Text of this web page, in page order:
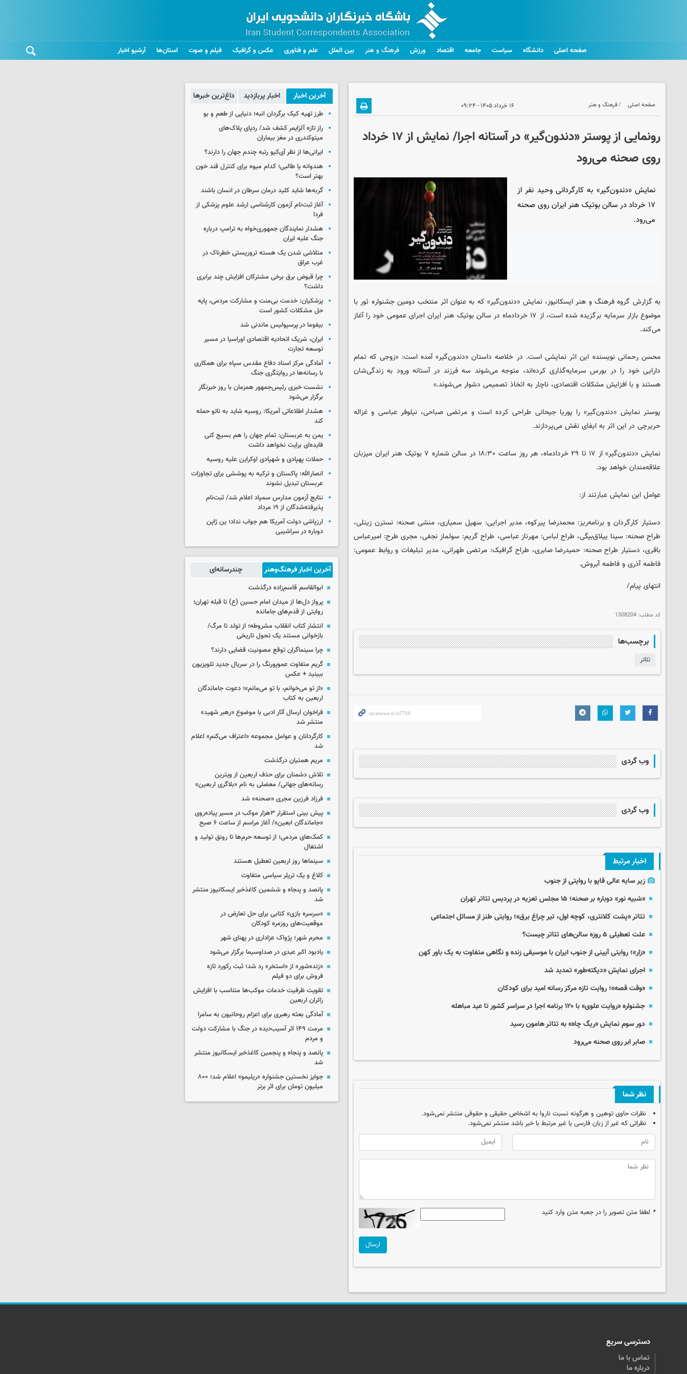
صفحه اصلی دانشگاه سیاست جامعه اقتصاد ورزش فرهنگ و هنر بین الملل علم و فناوری عکس و گرافیک فیلم و صوت استان‌ها آرشیو اخبار
صفحه اصلی فرهنگ و هنر ۱۶ خرداد ۱۴۰۵ - ۰۹:۲۴
رونمایی از پوستر «دندون‌گیر» در آستانه اجرا/ نمایش از ۱۷ خرداد
روی صحنه می‌رود
نمایش «دندون‌گیر» به کارگردانی وحید نفر از
۱۷ خرداد در سالن بوتیک هنر ایران روی صحنه
می‌رود.
به گزارش گروه فرهنگ و هنر ایسکانیوز، نمایش «دندون‌گیر» که به عنوان اثر منتخب دومین جشنواره ثور با
موضوع بازار سرمایه برگزیده شده است، از ۱۷ خردادماه در سالن بوتیک هنر ایران اجرای عمومی خود را آغاز
می‌کند.
محسن رحمانی نویسنده این اثر نمایشی است. در خلاصه داستان «دندون‌گیر» آمده است: «زوجی که تمام
دارایی خود را در بورس سرمایه‌گذاری کرده‌اند، متوجه می‌شوند سه فرزند در آستانه ورود به زندگی‌شان
هستند و با افزایش مشکلات اقتصادی، ناچار به اتخاذ تصمیمی دشوار می‌شوند.»
پوستر نمایش «دندون‌گیر» را پوریا جیحانی طراحی کرده است و مرتضی صباحی، نیلوفر عباسی و غزاله
حریرچی در این اثر به ایفای نقش می‌پردازند.
نمایش «دندون‌گیر» از ۱۷ تا ۲۹ خردادماه، هر روز ساعت ۱۸:۳۰ در سالن شماره ۷ بوتیک هنر ایران میزبان
علاقه‌مندان خواهد بود.
عوامل این نمایش عبارتند از:
دستیار کارگردان و برنامه‌ریز: محمدرضا پیرکوه، مدیر اجرایی: سهیل سمیاری، منشی صحنه: نسترن زینلی،
طراح صحنه: سینا ییلاق‌بیگی، طراح لباس: مهرناز عباسی، طراح گریم: سولماز نجفی، مجری طرح: امیرعباس
باقری، دستیار طراح صحنه: حمیدرضا صابری، طراح گرافیک: مرتضی طهرانی، مدیر تبلیغات و روابط عمومی:
فاطمه آذری و فاطمه آبروش.
انتهای پیام/
کد مطلب: 1308204
برچسب‌ها
تئاتر
وب گردی
وب گردی
اخبار مرتبط
زیر سایه عالی قاپو با روایتی از جنوب
«شبیه نور» دوباره بر صحنه؛ ۱۵ مجلس تعزیه در پردیس تئاتر تهران
تئاتر «پشت کلانتری، کوچه اول، تیر چراغ برق»؛ روایتی طنز از مسائل اجتماعی
علت تعطیلی ۵ روزه سالن‌های تئاتر چیست؟
«زار»؛ روایتی آیینی از جنوب ایران با موسیقی زنده و نگاهی متفاوت به یک باور کهن
اجرای نمایش «دیکته‌طور» تمدید شد
«وقت قصه»؛ روایت تازه مرکز رسانه امید برای کودکان
جشنواره «روایت علوی» با ۱۲۰ برنامه اجرا در سراسر کشور تا عید مباهله
دور سوم نمایش «ریگ چاه» به تئاتر هامون رسید
صابر ابر روی صحنه می‌رود
نظر شما
نظرات حاوی توهین و هرگونه نسبت ناروا به اشخاص حقیقی و حقوقی منتشر نمی‌شود.
نظراتی که غیر از زبان فارسی یا غیر مرتبط با خبر باشد منتشر نمی‌شود.
* لطفا متن تصویر را در جعبه متن وارد کنید
ارسال
آخرین اخبار اخبار پربازدید داغ‌ترین خبرها
طرز تهیه کیک برگردان انبه؛ دنیایی از طعم و بو
راز تازه آلزایمر کشف شد/ ردپای پلاک‌های
میتوکندری در مغز بیماران
ایرانی‌ها از نظر آی‌کیو رتبه چندم جهان را دارند؟
هندوانه یا طالبی؛ کدام‌ میوه برای کنترل قند خون
بهتر است؟
گربه‌ها شاید کلید درمان سرطان در انسان باشند
آغاز ثبت‌نام‌ آزمون کارشناسی ارشد علوم پزشکی از
فردا
هشدار نمایندگان جمهوری‌خواه به ترامپ درباره
جنگ علیه ایران
متلاشی شدن یک هسته تروریستی خطرناک در
غرب عراق
چرا قبوض برق برخی مشترکان افزایش چند برابری
داشت؟
پزشکیان: خدمت بی‌منت و مشارکت مردمی، پایه
حل مشکلات کشور است
بیفوما در پرسپولیس ماندنی شد
ایران، شریک اتحادیه اقتصادی اوراسیا در مسیر
توسعه تجارت
آمادگی مرکز اسناد دفاع مقدس سپاه برای همکاری
با رسانه‌ها در روایتگری جنگ
نشست خبری رئیس‌جمهور همزمان با روز خبرنگار
برگزار می‌شود
هشدار اطلاعاتی آمریکا: روسیه شاید به ناتو حمله
کند
یمن به عربستان: تمام جهان را هم بسیج کنی
فایده‌ای برایت نخواهد داشت
حملات پهپادی و شهپادی اوکراین علیه روسیه
انصارالله: پاکستان و ترکیه به پوششی برای تجاوزات
عربستان تبدیل نشوند
نتایج آزمون مدارس سمپاد اعلام شد/ ثبت‌نام
پذیرفته‌شدگان از ۱۹ مرداد
ارزپاشی دولت آمریکا هم جواب نداد؛ ین ژاپن
دوباره در سراشیبی
آخرین اخبار فرهنگ‌وهنر چندرسانه‌ای
ابوالقاسم قاسم‌زاده درگذشت
پرواز دل‌ها از میدان امام حسین (ع) تا قبله تهران؛
روایتی از قدم‌های جامانده
انتشار کتاب انقلاب مشروطه؛ از تولد تا مرگ/
بازخوانی مستند یک تحول تاریخی
چرا سینماگران توقع مصونیت قضایی دارند؟
گریم متفاوت عموپورنگ را در سریال جدید تلویزیون
ببینید + عکس
«از تو می‌خوانم، با تو می‌مانم»؛ دعوت جاماندگان
اربعین به کتاب
فراخوان ارسال آثار ادبی با موضوع «رهبر شهید»
منتشر شد
کارگردانان و عوامل مجموعه «اعتراف می‌کنم» اعلام
شد
مریم همتیان درگذشت
تلاش دشمنان برای حذف اربعین از ویترین
رسانه‌های جهانی/ معضلی به نام «بلاگری اربعین»
فرزاد فرزین مجری «صحنه» شد
پیش بینی استقرار ۳هزار موکب در مسیر پیاده‌روی
«جاماندگان ابعین»/ آغاز مراسم از ساعت ۶ صبح
کمک‌های مردمی؛ از توسعه حرم‌ها تا رونق تولید و
اشتغال
سینماها روز اربعین تعطیل هستند
کلاغ و یک تریلر سیاسی متفاوت
پانصد و پنجاه و ششمین کاغذخبر ایسکانیوز منتشر
شد
«سرسره بازی» کتابی برای حل تعارض در
موقعیت‌های روزمره کودکان
محرم شهر؛ پژواک عزاداری در پهنای شهر
یادبود اکبر عبدی در صداوسیما برگزار می‌شود
«زنده‌شور» از «استخر» رد شد؛ ثبت رکورد تازه
فروش برای دو فیلم
تقویت ظرفیت خدمات موکب‌ها متناسب با افزایش
زائران اربعین
آمادگی بعثه رهبری برای اعزام روحانیون به سامرا
مرمت ۱۴۹ اثر آسیب‌دیده در جنگ با مشارکت دولت
و مردم
پانصد و پنجاه و پنجمین کاغذخبر ایسکانیوز منتشر
شد
جوایز نخستین جشنواره «ریلیمو» اعلام شد؛ ۸۰۰
میلیون تومان برای اثر برتر
دسترسی سریع
تماس با ما
درباره ما